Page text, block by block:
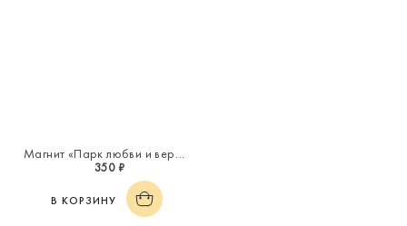
Магнит «Парк любви и верности»
350 ₽
В КОРЗИНУ